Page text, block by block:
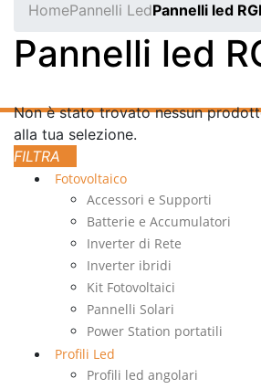
HomePannelli LedPannelli led
Pannelli led
Non è stato trovato nessun
alla tua selezione.
Fotovoltaico
Accessori e Supporti
Batterie e Accumulatori
Inverter di Rete
Inverter ibridi
Kit Fotovoltaici
Pannelli Solari
Power Station portatili
Profili Led
Profili led angolari